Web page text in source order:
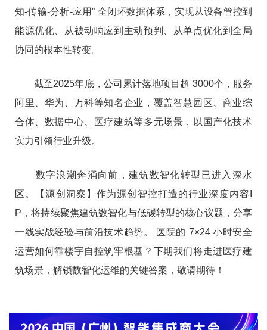
知-传输-分析-应用” 全闭环数据体系，实现从设备管控到
能源优化、从被动响应到主动预判、从单点优化到全局
协同的根本性转变。
截至2025年底，公司累计落地项目超 3000个，服务
阿里、华为、万科等知名企业，覆盖智慧园区、商业综
合体、数据中心、医疗建筑等多元场景，以国产化技术
实力引领行业升级。
数字浪潮奔涌向前，建筑数智化转型已进入深水
区。【源创洞察】作为源创智控打造的行业深度内容I
P，将持续聚焦建筑数智化与低碳转型的核心议题，分享
一线实战经验与前沿技术趋势。 医院的 7×24 小时安全
运营如何靠楼宇自控筑牢根基？下期我们将走进医疗建
筑场景，解锁数智化运维的关键答案，敬请期待！